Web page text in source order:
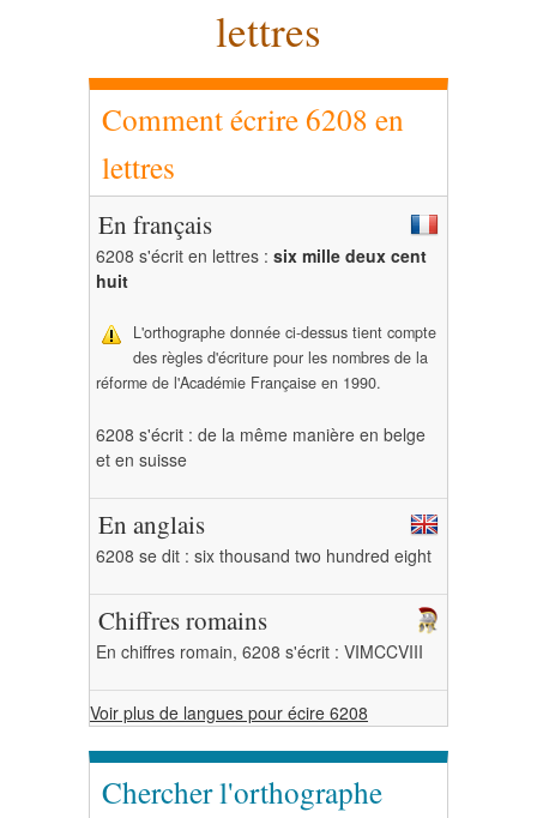
lettres
Comment écrire 6208 en
lettres
En français
6208 s'écrit en lettres : six mille deux cent
huit
L'orthographe donnée ci-dessus tient compte
des règles d'écriture pour les nombres de la
réforme de l'Académie Française en 1990.
6208 s'écrit : de la même manière en belge
et en suisse
En anglais
6208 se dit : six thousand two hundred eight
Chiffres romains
En chiffres romain, 6208 s'écrit : VIMCCVIII
Voir plus de langues pour écire 6208
Chercher l'orthographe